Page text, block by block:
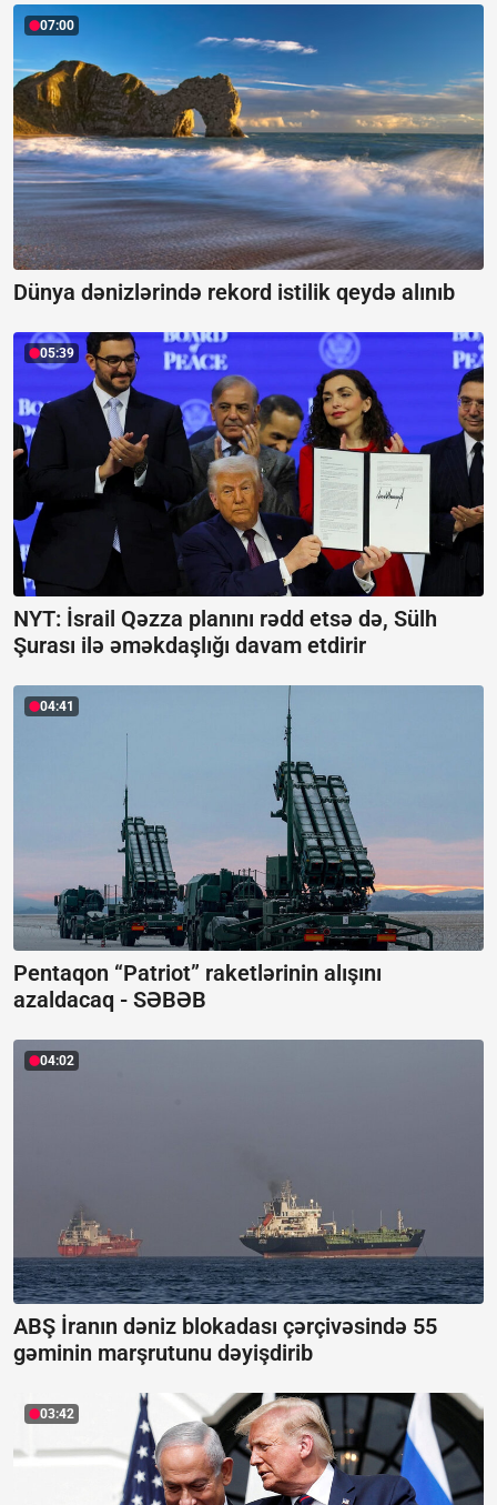
07:00
Dünya dənizlərində rekord istilik qeydə alınıb
05:39
NYT: İsrail Qəzza planını rədd etsə də, Sülh
Şurası ilə əməkdaşlığı davam etdirir
04:41
Pentaqon “Patriot” raketlərinin alışını
azaldacaq - SƏBƏB
04:02
ABŞ İranın dəniz blokadası çərçivəsində 55
gəminin marşrutunu dəyişdirib
03:42